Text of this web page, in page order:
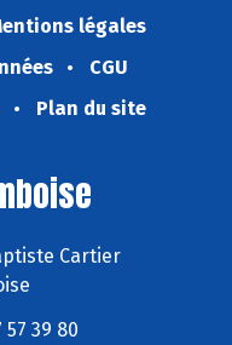
légales
CGU
Plan du site
Cartier
57 39 80